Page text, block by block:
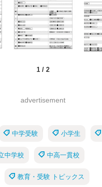
1 / 2
advertisement
中学受験 小学生
中学校 中高一貫校
教育・受験 トピックス